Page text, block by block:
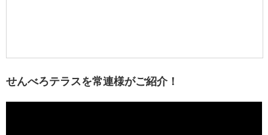
せんべろテラスを常連様がご紹介！